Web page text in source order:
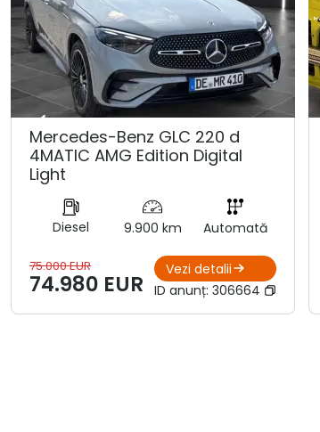
Mercedes-Benz GLC 220 d
4MATIC AMG Edition Digital
Light
Diesel 9.900 km Automată
75.000 EUR
74.980 EUR
Vezi detalii
ID anunț: 306664